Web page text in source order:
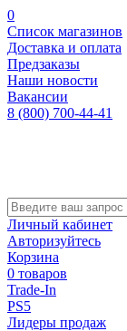
0
Список магазинов
Доставка и оплата
Предзаказы
Наши новости
Вакансии
8 (800) 700-44-41
Личный кабинет
Авторизуйтесь
Корзина
0 товаров
Trade-In
PS5
Лидеры продаж